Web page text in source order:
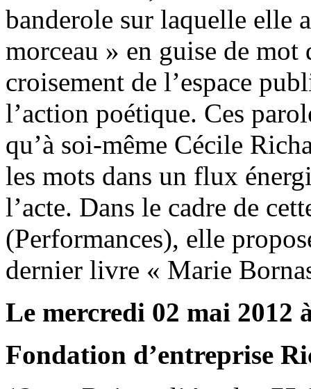
banderole sur laquelle elle
morceau » en guise de mot
croisement de l’espace
l’action poétique. Ces
qu’à soi-même Cécile
les mots dans un flux
l’acte. Dans le cadre de
(Performances), elle
dernier livre « Marie
Le mercredi 02 mai 2012
Fondation d’entreprise